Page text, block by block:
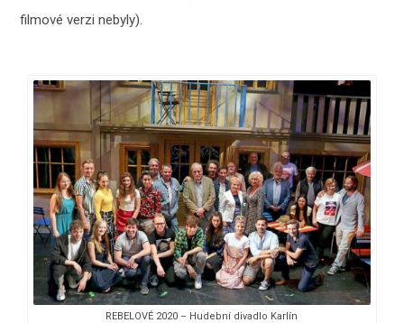
filmové verzi nebyly).
REBELOVÉ 2020 – Hudební divadlo Karlín